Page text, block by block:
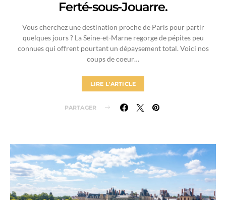
Ferté-sous-Jouarre.
Vous cherchez une destination proche de Paris pour partir
quelques jours ? La Seine-et-Marne regorge de pépites peu
connues qui offrent pourtant un dépaysement total. Voici nos
coups de coeur…
LIRE L'ARTICLE
PARTAGER